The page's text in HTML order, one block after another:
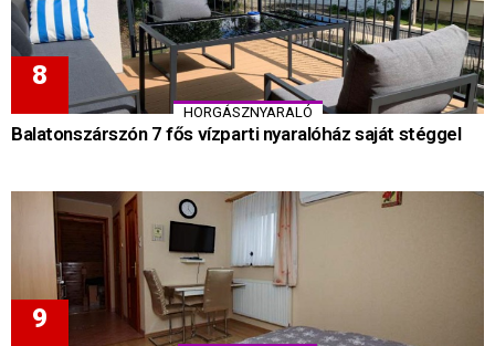
HORGÁSZNYARALÓ
Balatonszárszón 7 fős vízparti nyaralóház saját stéggel